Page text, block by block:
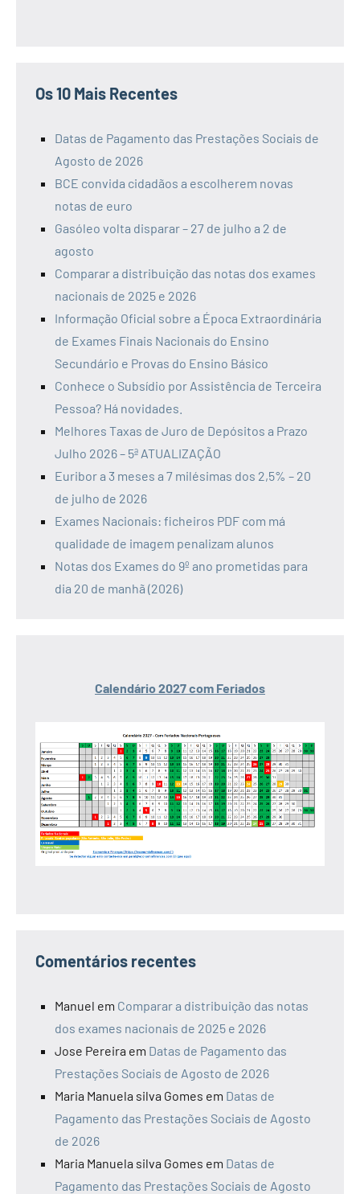
Os 10 Mais Recentes
Datas de Pagamento das Prestações Sociais de
Agosto de 2026
BCE convida cidadãos a escolherem novas
notas de euro
Gasóleo volta disparar – 27 de julho a 2 de
agosto
Comparar a distribuição das notas dos exames
nacionais de 2025 e 2026
Informação Oficial sobre a Época Extraordinária
de Exames Finais Nacionais do Ensino
Secundário e Provas do Ensino Básico
Conhece o Subsídio por Assistência de Terceira
Pessoa? Há novidades.
Melhores Taxas de Juro de Depósitos a Prazo
Julho 2026 – 5ª ATUALIZAÇÃO
Euribor a 3 meses a 7 milésimas dos 2,5% – 20
de julho de 2026
Exames Nacionais: ficheiros PDF com má
qualidade de imagem penalizam alunos
Notas dos Exames do 9º ano prometidas para
dia 20 de manhã (2026)
Calendário 2027 com Feriados
Comentários recentes
Manuel em Comparar a distribuição das notas
dos exames nacionais de 2025 e 2026
Jose Pereira em Datas de Pagamento das
Prestações Sociais de Agosto de 2026
Maria Manuela silva Gomes em Datas de
Pagamento das Prestações Sociais de Agosto
de 2026
Maria Manuela silva Gomes em Datas de
Pagamento das Prestações Sociais de Agosto